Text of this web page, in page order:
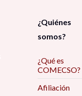
¿Quiénes
somos?
¿Qué es
COMECSO?
Afiliación